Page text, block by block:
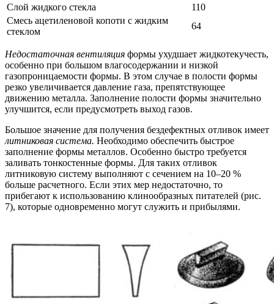
Слой жидкого стекла
110
Смесь ацетиленовой копоти с жидким
стеклом
64
Недостаточная вентиляция формы ухудшает жидкотекучесть,
особенно при большом влагосодержании и низкой
газопроницаемости формы. В этом случае в полости формы
резко увеличивается давление газа, препятствующее
движению металла. Заполнение полости формы значительно
улучшится, если предусмотреть выход газов.
Большое значение для получения бездефектных отливок имеет
литниковая система. Необходимо обеспечить быстрое
заполнение формы металлов. Особенно быстро требуется
заливать тонкостенные формы. Для таких отливок
литниковую систему выполняют с сечением на 10–20 %
больше расчетного. Если этих мер недостаточно, то
прибегают к использованию клинообразных питателей (рис.
7), которые одновременно могут служить и прибылями.